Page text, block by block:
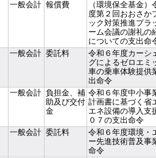
一般会計 報償費
（環境保全基金）
度第２回おおさか
ック対策推進プラ
ーム会議の謝礼の
についての支出命
一般会計 委託料
令和６年度カーシ
グによるゼロエミ
車の乗車体験提供
出命令
一般会計 負担金、補
助及び交付
金
令和６年度中小事
計画書に基づく省
エネ設備の導入支
０７の支出命令
一般会計 委託料
令和６年度環境・
ー先進技術普及事
命令